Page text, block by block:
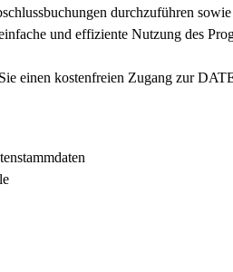
durchzuführen
und effiziente Nutzung des
einen kostenfreien Zugang zur